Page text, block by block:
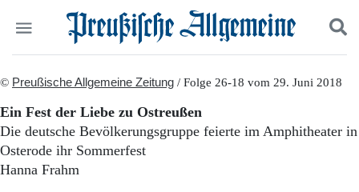
Politik
Wirtschaft
Panorama
Gesellschaft
Suchen und finden
© Preußische Allgemeine Zeitung / Folge 26-18 vom 29. Juni 2018
Ein Fest der Liebe zu Ostreußen
Die deutsche Bevölkerungsgruppe feierte im Amphitheater in
Osterode ihr Sommerfest
Hanna Frahm